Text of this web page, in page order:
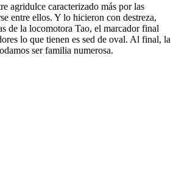
agridulce caracterizado más por las
entre ellos. Y lo hicieron con destreza,
de la locomotora Tao, el marcador final
lo que tienen es sed de oval. Al final, la
ser familia numerosa.